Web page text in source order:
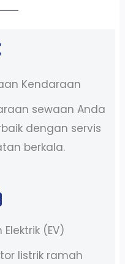
Kendaraan
sewaan Anda
dengan servis
berkala.
(EV)
listrik ramah